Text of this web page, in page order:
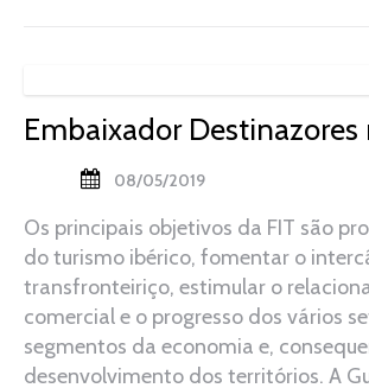
Embaixador Destinazores
08/05/2019
Os principais objetivos da FIT são
do turismo ibérico, fomentar o
transfronteiriço, estimular o
comercial e o progresso dos vários
segmentos da economia e,
desenvolvimento dos territórios. A